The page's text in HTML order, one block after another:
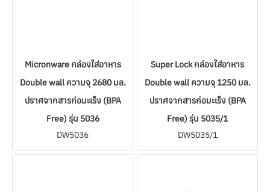
Micronware กล่องใส่อาหาร
Double wall ความจุ 2680 มล.
ปราศจากสารก่อมะเร็ง (BPA
Free) รุ่น 5036
DW5036
Super Lock กล่องใส่อาหาร
Double wall ความจุ 1250 มล.
ปราศจากสารก่อมะเร็ง (BPA
Free) รุ่น 5035/1
DW5035/1